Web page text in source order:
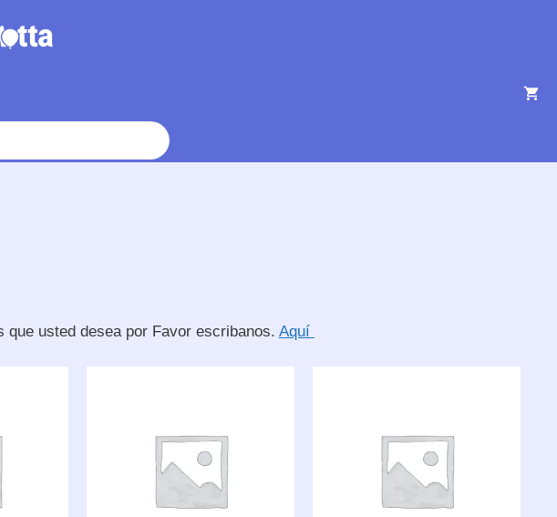
usted desea por Favor escribanos. Aquí